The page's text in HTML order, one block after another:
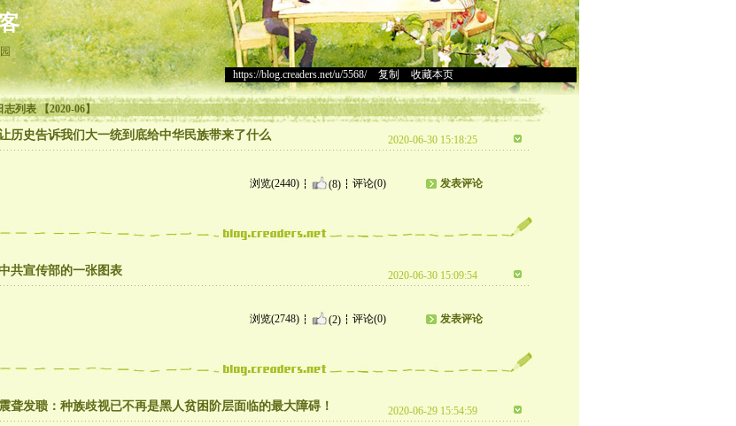
https://blog.creaders.net/u/5568/> 复制 收藏本页
列表 【2020-06】
历史告诉我们大一统到底给中华民族带来了什么 2020-06-30 15:18:25
浏览(2440) (8) 评论(0) 发表评论
共宣传部的一张图表 2020-06-30 15:09:54
浏览(2748) (2) 评论(0) 发表评论
震聋发聩：种族歧视已不再是黑人贫困阶层面临的最大障碍！ 2020-06-29 15:54:59